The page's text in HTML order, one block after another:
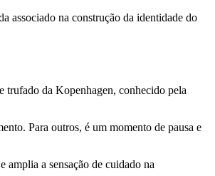
associado na construção da identidade do
trufado da Kopenhagen, conhecido pela
Para outros, é um momento de pausa e
amplia a sensação de cuidado na